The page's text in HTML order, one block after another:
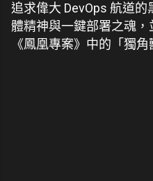
追求偉大 DevOps 航道
體精神與一鍵部署之魂
《鳳凰專案》中的「獨角